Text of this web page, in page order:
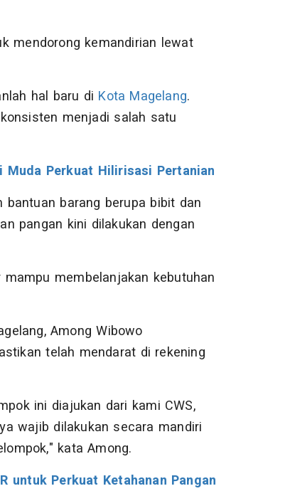
mendorong kemandirian lewat
hal baru di Kota Magelang.
menjadi salah satu
Muda Perkuat Hilirisasi Pertanian
barang berupa bibit dan
pangan kini dilakukan dengan
membelanjakan kebutuhan
Among Wibowo
telah mendarat di rekening
ini diajukan dari kami CWS,
wajib dilakukan secara mandiri
kata Among.
untuk Perkuat Ketahanan Pangan